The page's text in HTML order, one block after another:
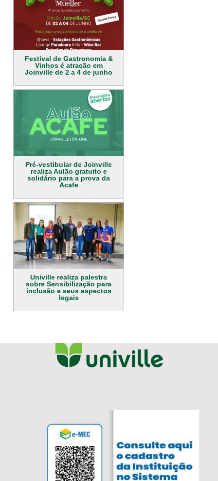
Festival de Gastronomia &
Vinhos é atração em
Joinville de 2 a 4 de junho
Pré-vestibular de Joinville
realiza Aulão gratuito e
solidário para a prova da
Acafe
Univille realiza palestra
sobre Sensibilização para
inclusão e seus aspectos
legais